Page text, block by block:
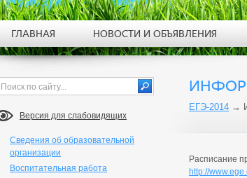
Версия для слабовидящих
Сведения об образовательной
организации
Воспитательная работа
ЕГЭ-2014 →
Расписание
http://
ГЛАВНАЯ НОВОСТИ И ОБЪЯВЛЕНИЯ